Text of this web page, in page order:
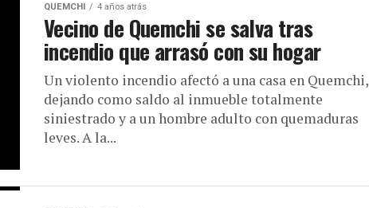
QUEMCHI 4 años atrás
Vecino de Quemchi se salva tras
incendio que arrasó con su hogar
Un violento incendio afectó a una casa en Quemchi,
dejando como saldo al inmueble totalmente
siniestrado y a un hombre adulto con quemaduras
leves. A la...